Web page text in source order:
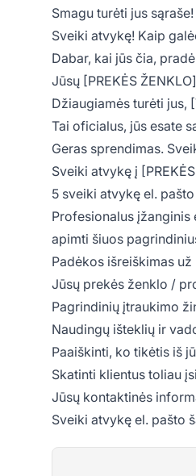
Smagu turėti jus
Sveiki atvykę! Kaip
Dabar, kai jūs čia,
Jūsų [PREKĖS
Džiaugiamės turėti jus,
Tai oficialus, jūs esate
Geras sprendimas.
Sveiki atvykę į
5 sveiki atvykę el.
Profesionalus įžanginis
apimti šiuos
Padėkos išreiškimas
Jūsų prekės ženklo /
Pagrindinių įtraukimo
Naudingų išteklių ir
Paaiškinti, ko tikėtis iš
Skatinti klientus toliau
Jūsų kontaktinės
Sveiki atvykę el. pašto